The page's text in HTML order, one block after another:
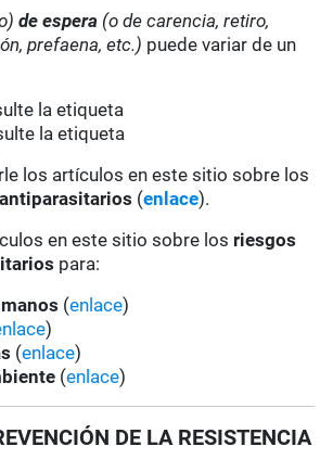
de espera (o de carencia, retiro,
prefaena, etc.) puede variar de un
la etiqueta
la etiqueta
los artículos en este sitio sobre los
(enlace).
en este sitio sobre los riesgos
para:
(enlace)
)
(enlace)
(enlace)
DE LA RESISTENCIA